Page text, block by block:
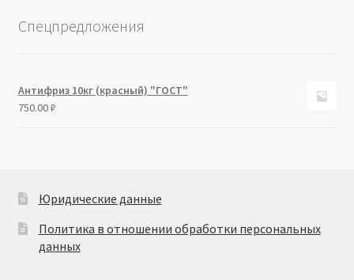
Спецпредложения
Антифриз 10кг (красный) "ГОСТ"
750.00₽
Юридические данные
Политика в отношении обработки персональных
данных